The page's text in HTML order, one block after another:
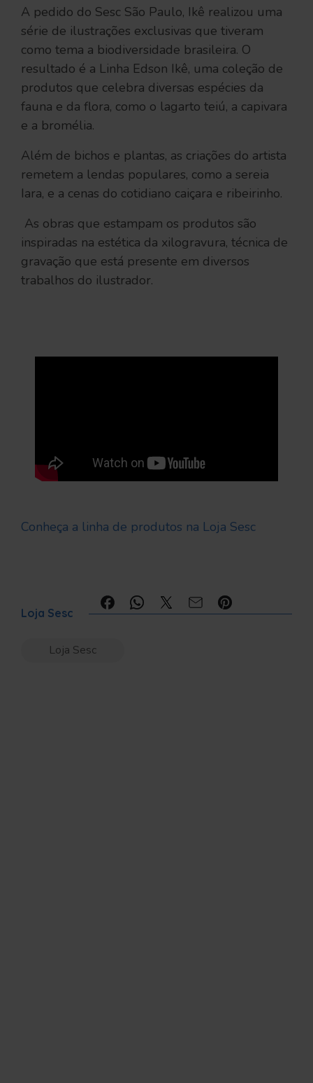
A pedido do Sesc São Paulo, Ikê realizou uma
série de ilustrações exclusivas que tiveram
como tema a biodiversidade brasileira. O
resultado é a Linha Edson Ikê, uma coleção de
produtos que celebra diversas espécies da
fauna e da flora, como o lagarto teiú, a capivara
e a bromélia.
Além de bichos e plantas, as criações do artista
remetem a lendas populares, como a sereia
Iara, e a cenas do cotidiano caiçara e ribeirinho.
As obras que estampam os produtos são
inspiradas na estética da xilogravura, técnica de
gravação que está presente em diversos
trabalhos do ilustrador.
Conheça a linha de produtos na Loja Sesc
Loja Sesc
Loja Sesc